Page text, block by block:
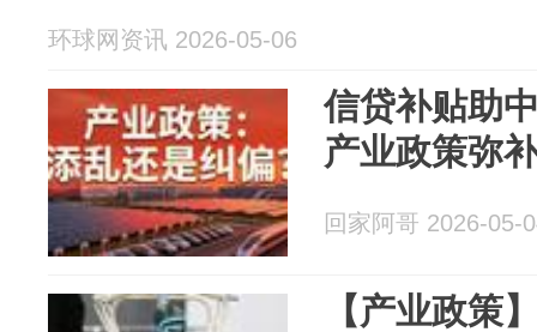
环球网资讯 2026-05-06
信贷补贴助
产业政策弥
回家阿哥 2026-05-
【产业政策